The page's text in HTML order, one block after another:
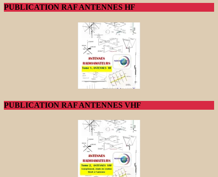
PUBLICATION RAF ANTENNES HF
PUBLICATION RAF ANTENNES VHF